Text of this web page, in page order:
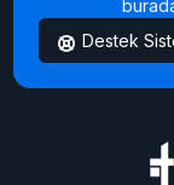
Destek